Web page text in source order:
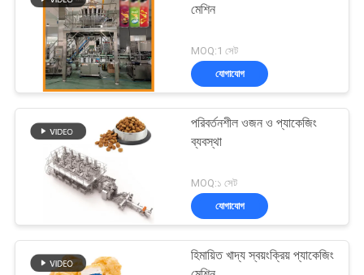
মেশিন
MOQ:1 সেট
যোগাযোগ
পরিবর্তনশীল ওজন ও প্যাকেজিং
ব্যবস্থা
MOQ:১ সেট
যোগাযোগ
হিমায়িত খাদ্য স্বয়ংক্রিয় প্যাকেজিং